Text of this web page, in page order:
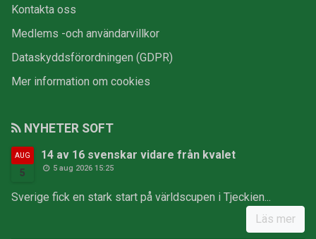
Kontakta oss
Medlems -och användarvillkor
Dataskyddsförordningen (GDPR)
Mer information om cookies
NYHETER SOFT
AUG
5
14 av 16 svenskar vidare från kvalet
5 aug 2026 15:25
Sverige fick en stark start på världscupen i Tjeckien...
Läs mer